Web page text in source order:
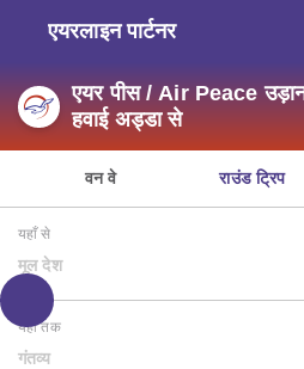
एयरलाइन पार्टनर
एयर पीस / Air Peace उड़ान
हवाई अड्डा से
वन वे राउंड ट्रिप
यहाँ से
मूल देश
यहाँ तक
गंतव्य